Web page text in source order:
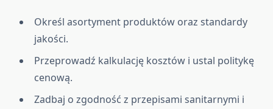
Określ asortyment produktów oraz standardy
jakości.
Przeprowadź kalkulację kosztów i ustal politykę
cenową.
Zadbaj o zgodność z przepisami sanitarnymi i